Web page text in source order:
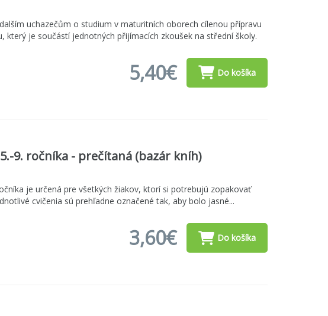
uchazečům o studium v maturitních oborech cílenou přípravu
který je součástí jednotných přijímacích zkoušek na střední školy.
5,40€ Do košíka
9. ročníka - prečítaná (bazár kníh)
je určená pre všetkých žiakov, ktorí si potrebujú zopakovať
cvičenia sú prehľadne označené tak, aby bolo jasné...
3,60€ Do košíka